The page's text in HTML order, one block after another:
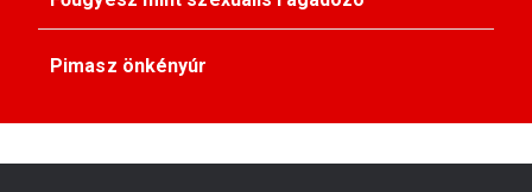
Pimasz önkényúr